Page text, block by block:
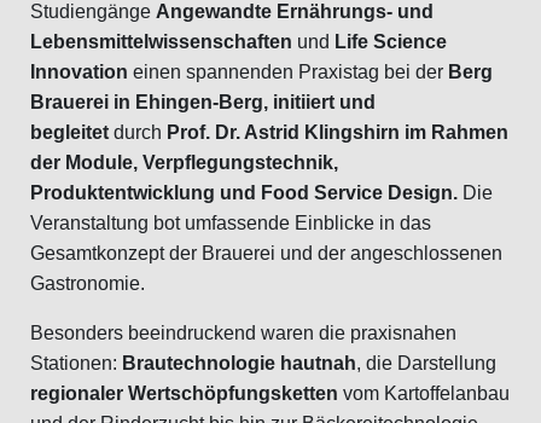
Studiengänge Angewandte Ernährungs- und
Lebensmittelwissenschaften und Life Science
Innovation einen spannenden Praxistag bei der Berg
Brauerei in Ehingen-Berg, initiiert und
begleitet durch Prof. Dr. Astrid Klingshirn im Rahmen
der Module, Verpflegungstechnik,
Produktentwicklung und Food Service Design. Die
Veranstaltung bot umfassende Einblicke in das
Gesamtkonzept der Brauerei und der angeschlossenen
Gastronomie.
Besonders beeindruckend waren die praxisnahen
Stationen: Brautechnologie hautnah, die Darstellung
regionaler Wertschöpfungsketten vom Kartoffelanbau